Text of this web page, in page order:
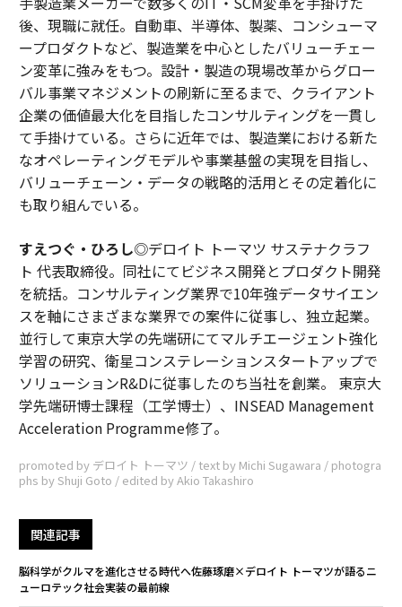
後、現職に就任。自動車、半導体、製薬、コンシューマ
ープロダクトなど、製造業を中心としたバリューチェー
ン変革に強みをもつ。設計・製造の現場改革からグロー
バル事業マネジメントの刷新に至るまで、クライアント
企業の価値最大化を目指したコンサルティングを一貫し
て手掛けている。さらに近年では、製造業における新た
なオペレーティングモデルや事業基盤の実現を目指し、
バリューチェーン・データの戦略的活用とその定着化に
も取り組んでいる。
すえつぐ・ひろし◎デロイト トーマツ サステナクラフ
ト 代表取締役。同社にてビジネス開発とプロダクト開発
を統括。コンサルティング業界で10年強データサイエン
スを軸にさまざまな業界での案件に従事し、独立起業。
並行して東京大学の先端研にてマルチエージェント強化
学習の研究、衛星コンステレーションスタートアップで
ソリューションR&Dに従事したのち当社を創業。 東京大
学先端研博士課程（工学博士）、INSEAD Management
Acceleration Programme修了。
promoted by デロイト トーマツ / text by Michi Sugawara / photogra
phs by Shuji Goto / edited by Akio Takashiro
関連記事
脳科学がクルマを進化させる時代へ――佐藤琢磨×デロイト トーマツが語るニ
ューロテック社会実装の最前線